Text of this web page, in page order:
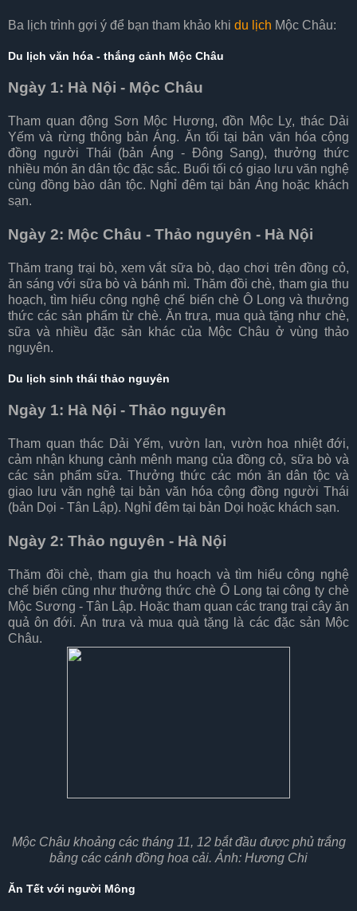
Ba lịch trình gợi ý để bạn tham khảo khi du lịch Mộc Châu:
Du lịch văn hóa - thắng cảnh Mộc Châu
Ngày 1: Hà Nội - Mộc Châu
Tham quan động Sơn Mộc Hương, đồn Mộc Lỵ, thác Dải
Yếm và rừng thông bản Áng. Ăn tối tại bản văn hóa cộng
đồng người Thái (bản Áng - Đông Sang), thưởng thức
nhiều món ăn dân tộc đặc sắc. Buổi tối có giao lưu văn nghệ
cùng đồng bào dân tộc. Nghỉ đêm tại bản Áng hoặc khách
sạn.
Ngày 2: Mộc Châu - Thảo nguyên - Hà Nội
Thăm trang trại bò, xem vắt sữa bò, dạo chơi trên đồng cỏ,
ăn sáng với sữa bò và bánh mì. Thăm đồi chè, tham gia thu
hoạch, tìm hiểu công nghệ chế biến chè Ô Long và thưởng
thức các sản phẩm từ chè. Ăn trưa, mua quà tặng như chè,
sữa và nhiều đặc sản khác của Mộc Châu ở vùng thảo
nguyên.
Du lịch sinh thái thảo nguyên
Ngày 1: Hà Nội - Thảo nguyên
Tham quan thác Dải Yếm, vườn lan, vườn hoa nhiệt đới,
cảm nhận khung cảnh mênh mang của đồng cỏ, sữa bò và
các sản phẩm sữa. Thưởng thức các món ăn dân tộc và
giao lưu văn nghệ tại bản văn hóa cộng đồng người Thái
(bản Dọi - Tân Lập). Nghỉ đêm tại bản Dọi hoặc khách sạn.
Ngày 2: Thảo nguyên - Hà Nội
Thăm đồi chè, tham gia thu hoạch và tìm hiểu công nghệ
chế biến cũng như thưởng thức chè Ô Long tại công ty chè
Mộc Sương - Tân Lập. Hoặc tham quan các trang trại cây ăn
quả ôn đới. Ăn trưa và mua quà tặng là các đặc sản Mộc
Châu.
Mộc Châu khoảng các tháng 11, 12 bắt đầu được phủ trắng
bằng các cánh đồng hoa cải. Ảnh: Hương Chi
Ăn Tết với người Mông